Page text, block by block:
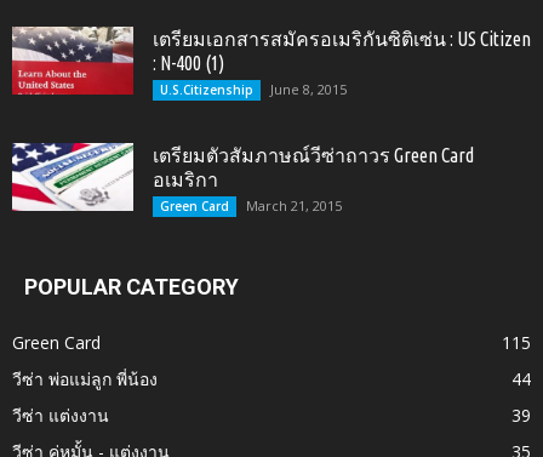
เตรียมเอกสารสมัครอเมริกันซิติเซ่น : US Citizen
: N-400 (1)
U.S.Citizenship June 8, 2015
เตรียมตัวสัมภาษณ์วีซ่าถาวร Green Card
อเมริกา
Green Card March 21, 2015
POPULAR CATEGORY
Green Card
115
วีซ่า พ่อแม่ลูก พี่น้อง
44
วีซ่า แต่งงาน
39
วีซ่า คู่หมั้น - แต่งงาน
35